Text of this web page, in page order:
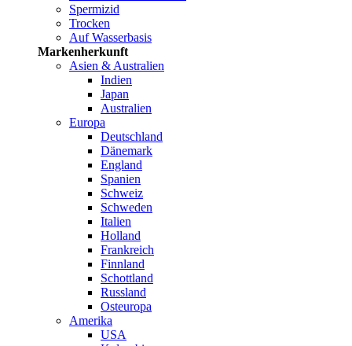
Spermizid
Trocken
Auf Wasserbasis
Markenherkunft
Asien & Australien
Indien
Japan
Australien
Europa
Deutschland
Dänemark
England
Spanien
Schweiz
Schweden
Italien
Holland
Frankreich
Finnland
Schottland
Russland
Osteuropa
Amerika
USA